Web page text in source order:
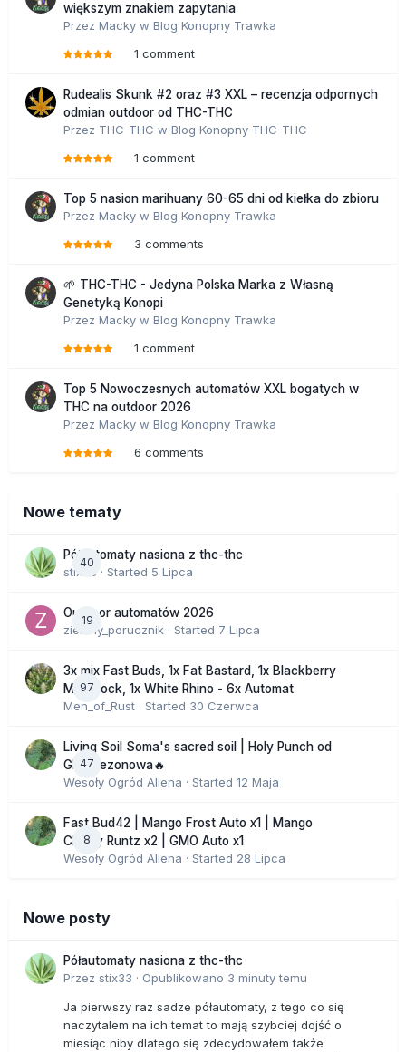
większym znakiem zapytania
Przez Macky w Blog Konopny Trawka
1 comment
Rudealis Skunk #2 oraz #3 XXL – recenzja odpornych
odmian outdoor od THC-THC
Przez THC-THC w Blog Konopny THC-THC
1 comment
Top 5 nasion marihuany 60-65 dni od kiełka do zbioru
Przez Macky w Blog Konopny Trawka
3 comments
🌱 THC-THC - Jedyna Polska Marka z Własną
Genetyką Konopi
Przez Macky w Blog Konopny Trawka
1 comment
Top 5 Nowoczesnych automatów XXL bogatych w
THC na outdoor 2026
Przez Macky w Blog Konopny Trawka
6 comments
Nowe tematy
40
Półautomaty nasiona z thc-thc
stix33 · Started 5 Lipca
19
Outdoor automatów 2026
zielony_porucznik · Started 7 Lipca
97
3x mix Fast Buds, 1x Fat Bastard, 1x Blackberry
Moonrock, 1x White Rhino - 6x Automat
Men_of_Rust · Started 30 Czerwca
47
Living Soil Soma's sacred soil | Holy Punch od
GHS sezonowa🔥
Wesoły Ogród Aliena · Started 12 Maja
8
Fast Bud42 | Mango Frost Auto x1 | Mango
Cherry Runtz x2 | GMO Auto x1
Wesoły Ogród Aliena · Started 28 Lipca
Nowe posty
Półautomaty nasiona z thc-thc
Przez stix33 · Opublikowano 3 minuty temu
Ja pierwszy raz sadze półautomaty, z tego co się
naczytalem na ich temat to mają szybciej dojść o
miesiąc niby dlatego się zdecydowałem także